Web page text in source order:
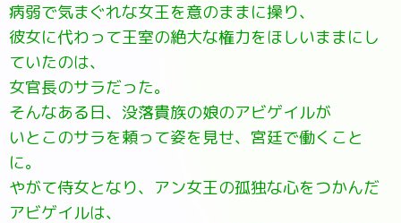
病弱で気まぐれな女王を意のままに操り、
彼女に代わって王室の絶大な権力をほしいままにし
ていたのは、
女官長のサラだった。
そんなある日、没落貴族の娘のアビゲイルが
いとこのサラを頼って姿を見せ、宮廷で働くこと
に。
やがて侍女となり、アン女王の孤独な心をつかんだ
アビゲイルは、